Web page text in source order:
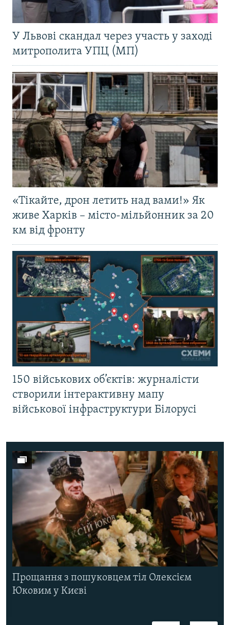
У Львові скандал через участь у заході
митрополита УПЦ (МП)
«Тікайте, дрон летить над вами!» Як
живе Харків – місто-мільйонник за 20
км від фронту
150 військових об’єктів: журналісти
створили інтерактивну мапу
військової інфраструктури Білорусі
Прощання з пошуковцем тіл Олексієм
Юковим у Києві